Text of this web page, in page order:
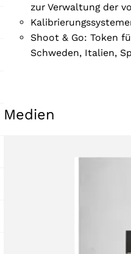
zur Verwaltung der
Shoot & Go: Token
Schweden, Italien,
Medien
Wählen Sie Ihre